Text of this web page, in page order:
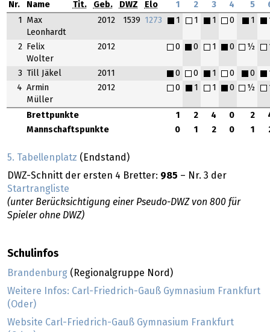
Nr. Name Tit. Geb. DWZ Elo 1 2 3 4 5
Brettpunkte 1 2 4 0 2
Mannschaftspunkte
0 1 2 0 1
1
Max
Leonhardt
2012 1539 1273 1 1 1 0 1
2
Felix
Wolter
2012 0 0 1 0 ½
3 Till Jäkel 2011 0 0 1 0 0
4 Armin
Müller
2012 0 1 1 0 ½
5. Tabellenplatz (Endstand)
DWZ-Schnitt der ersten 4 Bretter: 985 – Nr. 3 der
Startrangliste
(unter Berücksichtigung einer Pseudo-DWZ von 800 für
Spieler ohne DWZ)
Schulinfos
Brandenburg (Regionalgruppe Nord)
Weitere Infos: Carl-Friedrich-Gauß Gymnasium Frankfurt
(Oder)
Website Carl-Friedrich-Gauß Gymnasium Frankfurt